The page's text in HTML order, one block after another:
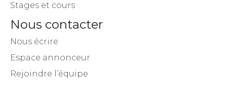
Stages et cours
Nous contacter
Nous écrire
Espace annonceur
Rejoindre l’équipe